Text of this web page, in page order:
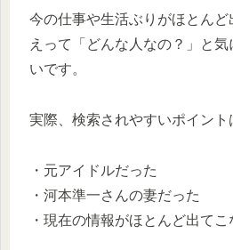
今の仕事や生活ぶりがほとん
えって「どんな人なの？」と
いです。
実際、検索されやすいポイント
・元アイドルだった
・河本準一さんの妻だった
・現在の情報がほとんど出てこ